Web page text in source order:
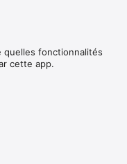
quelles fonctionnalités
cette app.